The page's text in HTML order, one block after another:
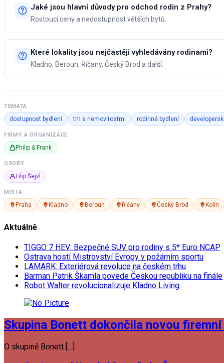
Jaké jsou hlavní důvody pro odchod rodin z Prahy?
Rostoucí ceny a nedostupnost větších bytů.
Které lokality jsou nejčastěji vyhledávány rodinami?
Kladno, Beroun, Říčany, Český Brod a další.
TÉMATA
dostupnost bydlení trh s nemovitostmi rodinné bydlení
FIRMY A ORGANIZACE
Philip & Frank
OSOBY
Filip Šejvl
MÍSTA
Praha Kladno Beroun Říčany Český Brod Kolín
Aktuálně
TIGGO 7 HEV: Bezpečné SUV pro rodiny s 5* Euro NCAP
Ostrava hostí Mistrovství Evropy v požárním sportu
LAMARK: Exteriérová revoluce na českém trhu
Barman Patrik Škamla povede Českou republiku na finále
Robot Walter revolucionalizuje Kladno Living
Skupina Bonett dokončila novou
O skupině Bonett […]